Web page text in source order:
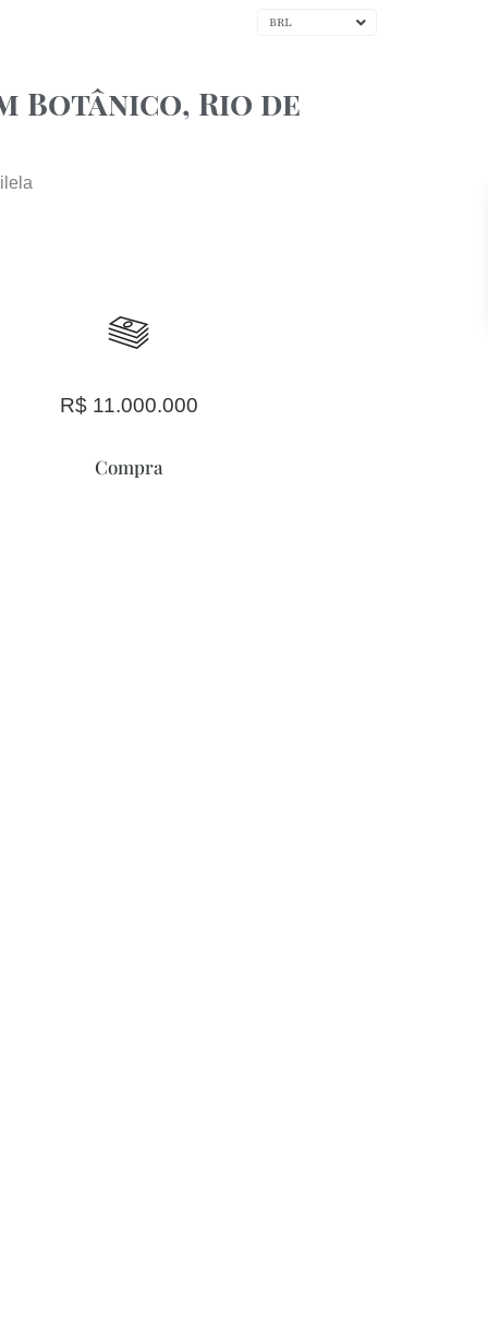
BRL
Botânico, Rio de
R$ 11.000.000
Compra